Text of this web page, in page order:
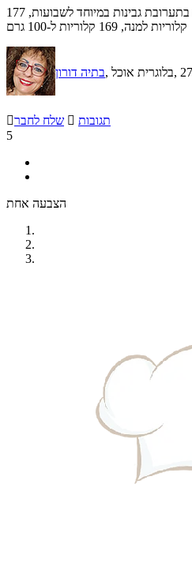
עלי מנגולד מגולגלים וממולאים בתערובת גבינות במיוחד לשבועות, 177
קלוריות למנה, 169 קלוריות ל-100 גרם
בתיה דורון , בלוגרית אוכל,
שלח לחבר  תגובות
5
הצבעה אחת